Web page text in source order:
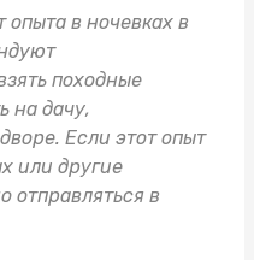
опыта в ночевках в
походные
на дачу,
Если этот опыт
или другие
отправляться в